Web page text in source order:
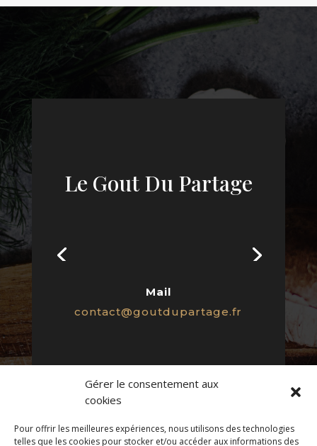
Gérer le consentement aux
cookies
Pour offrir les meilleures expériences, nous utilisons des technologies
telles que les cookies pour stocker et/ou accéder aux informations des
Le Gout Du Partage
Mail
contact@goutdupartage.fr
Photos non contractuelles